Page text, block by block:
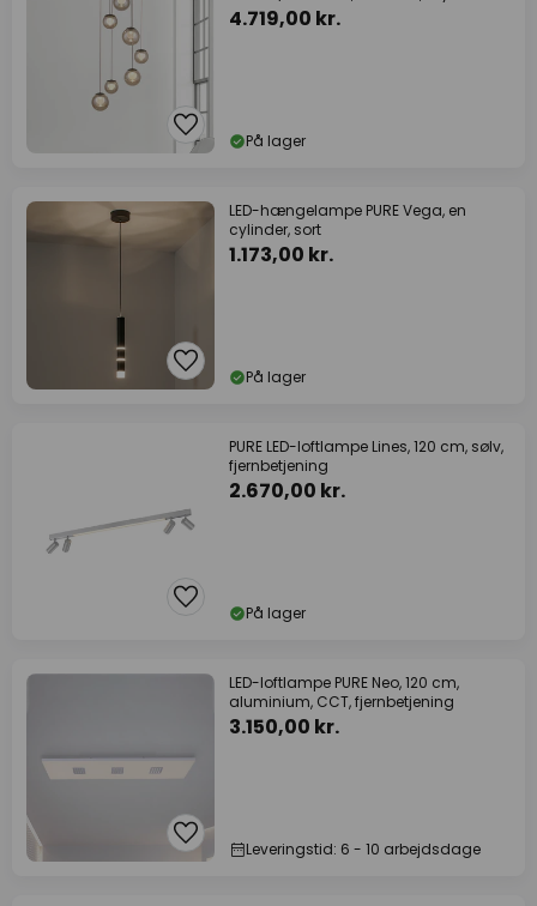
4.719,00 kr.
På lager
LED-hængelampe PURE Vega, en
cylinder, sort
1.173,00 kr.
På lager
PURE LED-loftlampe Lines, 120 cm, sølv,
fjernbetjening
2.670,00 kr.
På lager
LED-loftlampe PURE Neo, 120 cm,
aluminium, CCT, fjernbetjening
3.150,00 kr.
Leveringstid: 6 - 10 arbejdsdage